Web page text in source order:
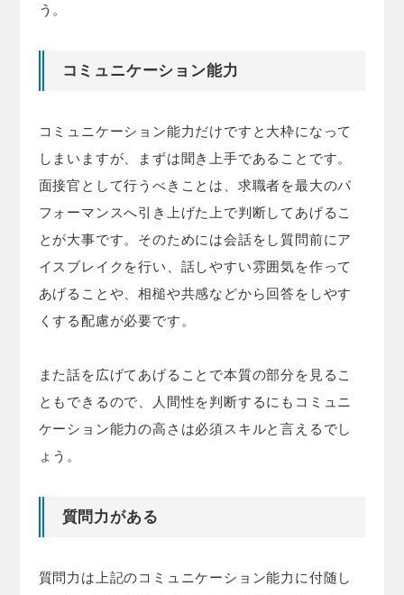
う。
コミュニケーション能力
コミュニケーション能力だけですと大枠になって
しまいますが、まずは聞き上手であることです。
面接官として行うべきことは、求職者を最大のパ
フォーマンスへ引き上げた上で判断してあげるこ
とが大事です。そのためには会話をし質問前にア
イスブレイクを行い、話しやすい雰囲気を作って
あげることや、相槌や共感などから回答をしやす
くする配慮が必要です。
また話を広げてあげることで本質の部分を見るこ
ともできるので、人間性を判断するにもコミュニ
ケーション能力の高さは必須スキルと言えるでし
ょう。
質問力がある
質問力は上記のコミュニケーション能力に付随し